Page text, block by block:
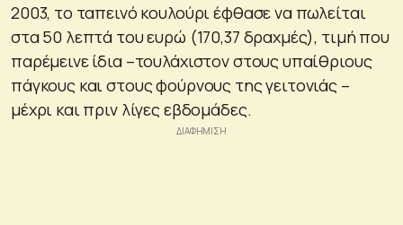
2003, το ταπεινό κουλούρι έφθασε να πωλείται
στα 50 λεπτά του ευρώ (170,37 δραχμές), τιμή που
παρέμεινε ίδια –τουλάχιστον στους υπαίθριους
πάγκους και στους φούρνους της γειτονιάς –
μέχρι και πριν λίγες εβδομάδες.